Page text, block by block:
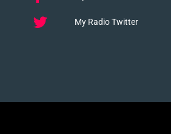
My Radio Twitter